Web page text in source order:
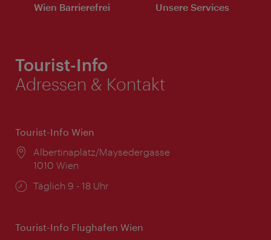
Wien Barrierefrei Unsere Services
Tourist-Info
Adressen & Kontakt
Tourist-Info Wien
Ort:
Albertinaplatz/Maysedergasse
1010 Wien
Öffnungszeiten:
Täglich 9 - 18 Uhr
Tourist-Info Flughafen Wien